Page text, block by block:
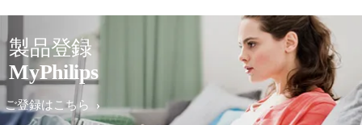
製品登録
MyPhilips
ご登録はこちら